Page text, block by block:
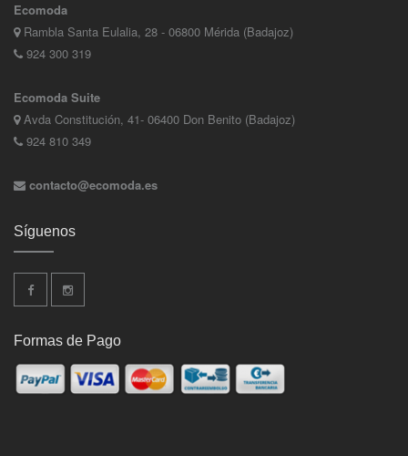
Ecomoda
Rambla Santa Eulalia, 28 - 06800 Mérida (Badajoz)
924 300 319
Ecomoda Suite
Avda Constitución, 41- 06400 Don Benito (Badajoz)
924 810 349
contacto@ecomoda.es
Síguenos
Formas de Pago